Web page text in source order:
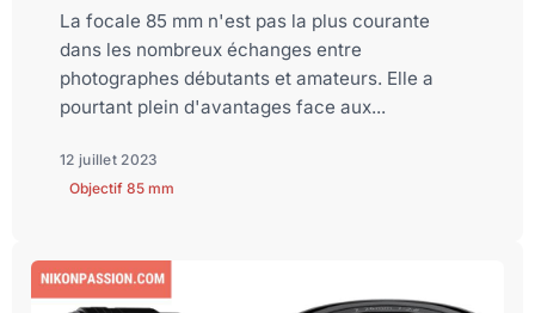
La focale 85 mm n'est pas la plus courante
dans les nombreux échanges entre
photographes débutants et amateurs. Elle a
pourtant plein d'avantages face aux...
12 juillet 2023
Objectif 85 mm